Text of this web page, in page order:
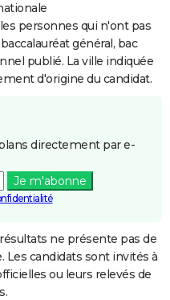
personnes qui n'ont pas
général, bac
publié. La ville indiquée
d'origine du candidat.
directement par e-
Je m'abonne
ne présente pas de
Les candidats sont invités à
ou leurs relevés de